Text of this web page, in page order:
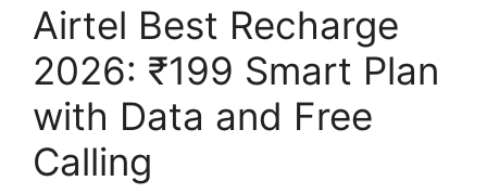
Airtel Best Recharge
2026: ₹199 Smart Plan
with Data and Free
Calling